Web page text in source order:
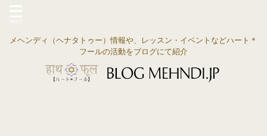
メヘンディ（ヘナタトゥー）情報や、レッスン・イベントなどハート＊
フールの活動をブログにて紹介